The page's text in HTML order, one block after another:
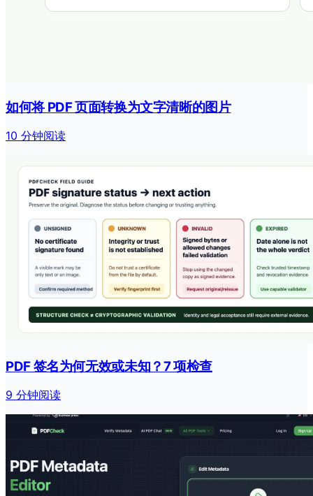
如何将 PDF 页面转换为文字清晰的图片
10 分钟阅读
PDF 签名为何无效或未知？7 项检查
9 分钟阅读